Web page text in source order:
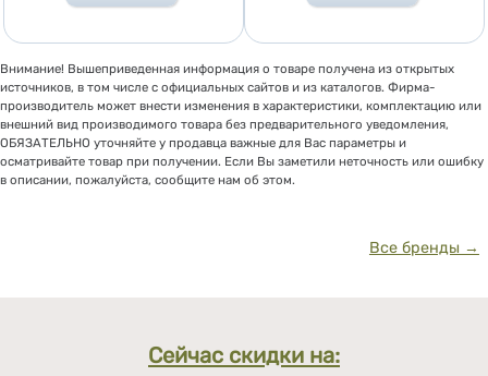
Внимание! Вышеприведенная информация о товаре получена из открытых
источников, в том числе с официальных сайтов и из каталогов. Фирма-
производитель может внести изменения в характеристики, комплектацию или
внешний вид производимого товара без предварительного уведомления,
ОБЯЗАТЕЛЬНО уточняйте у продавца важные для Вас параметры и
осматривайте товар при получении. Если Вы заметили неточность или ошибку
в описании, пожалуйста, сообщите нам об этом.
Все бренды →
Сейчас скидки на: